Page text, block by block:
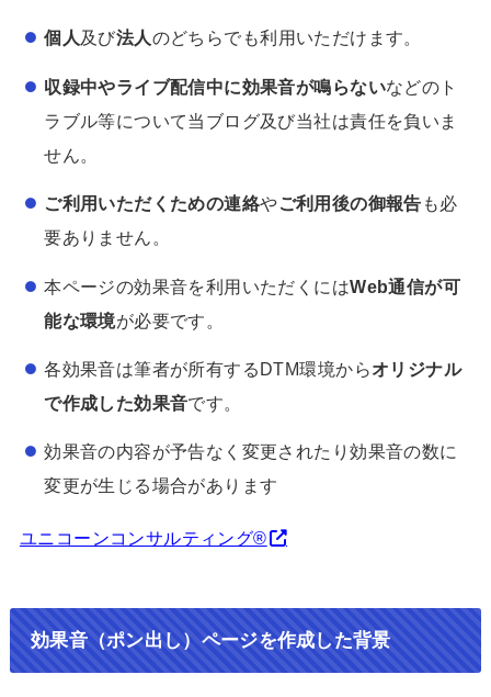
個人 及び法人のどちらでも利用いただけます。
収録中やライブ配信中に効果音が鳴らないなどのト
ラブル等について当ブログ及び当社は責任を負いま
せん。
ご利用いただくための連絡やご利用後の御報告 も必
要ありません。
本ページの効果音を利用いただくにはWeb通信が可
能な環境が必要です。
各効果音は筆者が所有するDTM環境からオリジナル
で作成した効果音です。
効果音の内容が予告なく変更されたり効果音の数に
変更が生じる場合があります
ユニコーンコンサルティング®︎
効果音（ポン出し）ページを作成した背景